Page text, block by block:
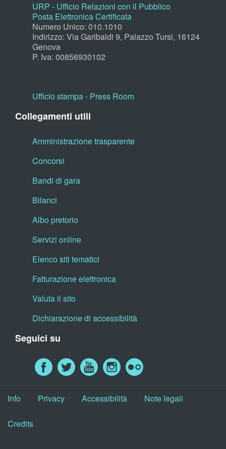
URP - Ufficio Relazioni con il Pubblico
Posta Elettronica Certificata
Numero Unico: 010.1010
Indirizzo: Via Garibaldi 9, Palazzo Tursi, 16124
Genova
P. Iva: 00856930102
Ufficio stampa - Press Room
Collegamenti utili
Amministrazione trasparente
Concorsi
Bandi di gara
Bilanci
Albo pretorio
Servizi online
Elenco siti tematici
Fatturazione elettronica
Valuta il sito
Dichiarazione di accessibilità
Seguici su
Info Privacy Accessibilità Note legali
Credits